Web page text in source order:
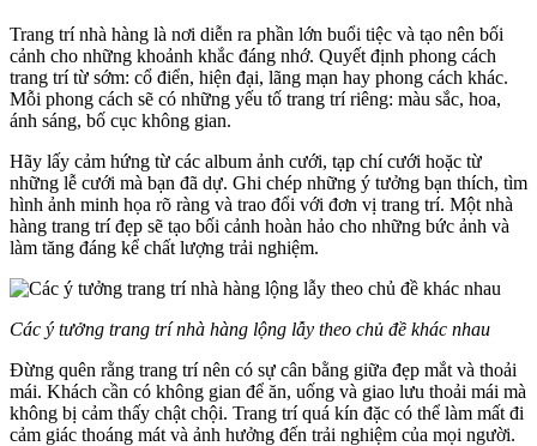
Trang trí nhà hàng là nơi diễn ra phần lớn buổi tiệc và tạo nên bối
cảnh cho những khoảnh khắc đáng nhớ. Quyết định phong cách
trang trí từ sớm: cổ điển, hiện đại, lãng mạn hay phong cách khác.
Mỗi phong cách sẽ có những yếu tố trang trí riêng: màu sắc, hoa,
ánh sáng, bố cục không gian.
Hãy lấy cảm hứng từ các album ảnh cưới, tạp chí cưới hoặc từ
những lễ cưới mà bạn đã dự. Ghi chép những ý tưởng bạn thích, tìm
hình ảnh minh họa rõ ràng và trao đổi với đơn vị trang trí. Một nhà
hàng trang trí đẹp sẽ tạo bối cảnh hoàn hảo cho những bức ảnh và
làm tăng đáng kể chất lượng trải nghiệm.
Các ý tưởng trang trí nhà hàng lộng lẫy theo chủ đề khác nhau
Đừng quên rằng trang trí nên có sự cân bằng giữa đẹp mắt và thoải
mái. Khách cần có không gian để ăn, uống và giao lưu thoải mái mà
không bị cảm thấy chật chội. Trang trí quá kín đặc có thể làm mất đi
cảm giác thoáng mát và ảnh hưởng đến trải nghiệm của mọi người.